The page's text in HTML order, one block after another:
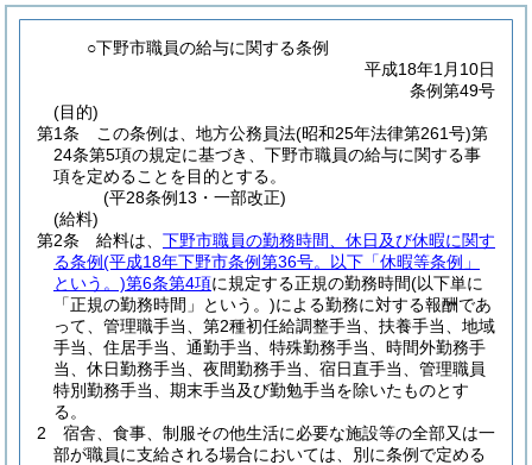
○下野市職員の給与に関する条例
平成18年1月10日
条例第49号
(目的)
第1条
この条例は、地方公務員法(昭和25年法律第261号)第
24条第5項の規定に基づき、下野市職員の給与に関する事
項を定めることを目的とする。
(平28条例13・一部改正)
(給料)
第2条
給料は、 下野市職員の勤務時間、休日及び休暇に関す
る条例(平成18年下野市条例第36号。以下「休暇等条例」
という。)第6条第4項に規定する正規の勤務時間(以下単に
「正規の勤務時間」という。)による勤務に対する報酬であ
って、管理職手当、第2種初任給調整手当、扶養手当、地域
手当、住居手当、通勤手当、特殊勤務手当、時間外勤務手
当、休日勤務手当、夜間勤務手当、宿日直手当、管理職員
特別勤務手当、期末手当及び勤勉手当を除いたものとす
る。
2
宿舎、食事、制服その他生活に必要な施設等の全部又は一
部が職員に支給される場合においては、別に条例で定める